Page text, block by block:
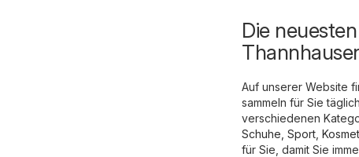
Die
Auf unserer Website
sammeln für Sie
verschiedenen
Schuhe, Sport
für Sie, damit Sie